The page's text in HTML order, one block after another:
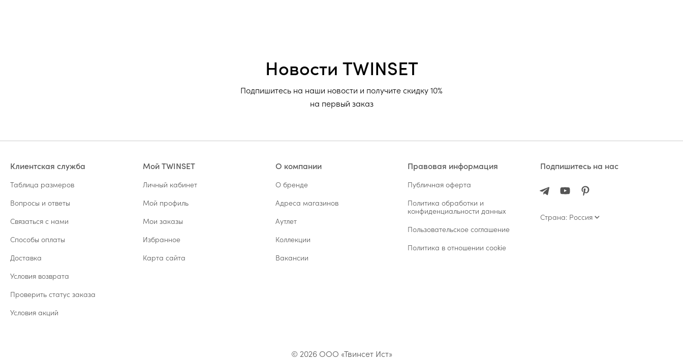
Новости TWINSET
Подпишитесь на наши новости и получите скидку 10%
на первый заказ
Клиентская служба
Таблица размеров
Вопросы и ответы
Связаться с нами
Способы оплаты
Доставка
Условия возврата
Проверить статус заказа
Условия акций
Мой TWINSET
Личный кабинет
Мой профиль
Мои заказы
Избранное
Карта сайта
О компании
О бренде
Адреса магазинов
Аутлет
Коллекции
Вакансии
Правовая информация
Публичная оферта
Политика обработки и
конфиденциальности данных
Пользовательское соглашение
Политика в отношении cookie
Подпишитесь на нас
Страна: Россия
© 2026 ООО «Твинсет Ист»